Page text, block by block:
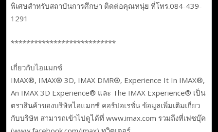
พิเศษสำหรับสถาบันการศึกษา ติดต่อคุณหนุ่ย ที่โทร.084-439-
1291
***************************
เกี่ยวกับไอแมกซ์
IMAX®, IMAX® 3D, IMAX DMR®, Experience It In IMAX®,
An IMAX 3D Experience® และ The IMAX Experience® เป็น
ตราสินค้าของบริษัทไอแมกซ์ คอร์ปอเรชั่น ข้อมูลเพิ่มเติมเกี่ยว
กับบริษัท สามารถเข้าไปดูได้ที่ www.imax.com รวมถึงที่เฟซบุ๊ค